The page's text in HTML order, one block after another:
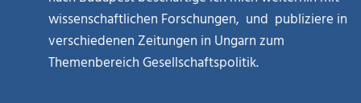
wissenschaftlichen Forschungen, und publiziere in
verschiedenen Zeitungen in Ungarn zum
Themenbereich Gesellschaftspolitik.